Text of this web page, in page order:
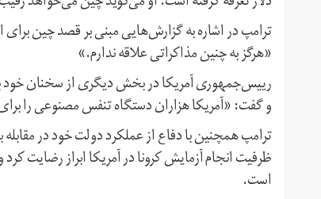
ترامپ در اشاره به گزارش‌هایی مبنی بر قصد چین
«هرگز به چنین مذاکراتی علاقه ندارم.»
رییس‌جمهوری آمریکا در بخش دیگری از سخنان خود
و گفت: «آمریکا هزاران دستگاه تنفس مصنوعی را
ترامپ همچنین با دفاع از عملکرد دولت خود در
است.